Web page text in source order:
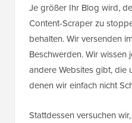
Je größer Ihr Blog wird,
Content-Scraper zu
behalten. Wir versenden
Beschwerden. Wir
andere Websites gibt, die
denen wir einfach nicht
Stattdessen versuchen